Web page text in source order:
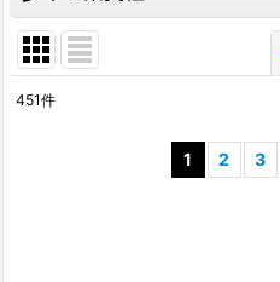
451件
1 2 3